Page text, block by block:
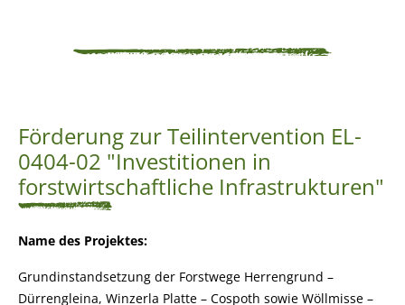
Förderung zur Teilintervention EL-
0404-02 "Investitionen in
forstwirtschaftliche Infrastrukturen"
Name des Projektes:
Grundinstandsetzung der Forstwege Herrengrund –
Dürrengleina, Winzerla Platte – Cospoth sowie Wöllmisse –